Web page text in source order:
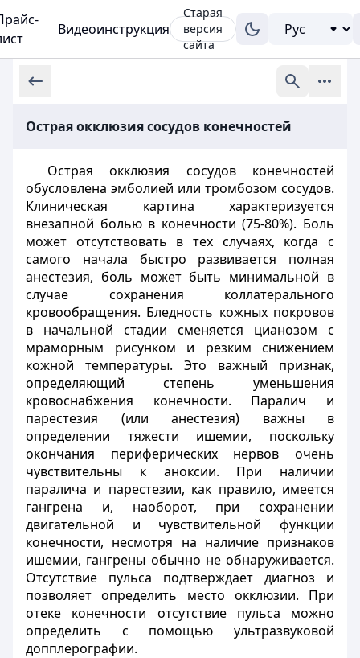
Видеоинструкция
Старая
версия
сайта
Острая окклюзия сосудов конечностей
Острая окклюзия сосудов конечностей
обусловлена эмболией или тромбозом сосудов.
Клиническая картина характеризуется
внезапной болью в конечности (75-80%). Боль
может отсутствовать в тех случаях, когда с
самого начала быстро развивается полная
анестезия, боль может быть минимальной в
случае сохранения коллатерального
кровообращения. Бледность кожных покровов
в начальной стадии сменяется цианозом с
мраморным рисунком и резким снижением
кожной температуры. Это важный признак,
определяющий степень уменьшения
кровоснабжения конечности. Паралич и
парестезия (или анестезия) важны в
определении тяжести ишемии, поскольку
окончания периферических нервов очень
чувствительны к аноксии. При наличии
паралича и парестезии, как правило, имеется
гангрена и, наоборот, при сохранении
двигательной и чувствительной функции
конечности, несмотря на наличие признаков
ишемии, гангрены обычно не обнаруживается.
Отсутствие пульса подтверждает диагноз и
позволяет определить место окклюзии. При
отеке конечности отсутствие пульса можно
определить с помощью ультразвуковой
допплерографии.